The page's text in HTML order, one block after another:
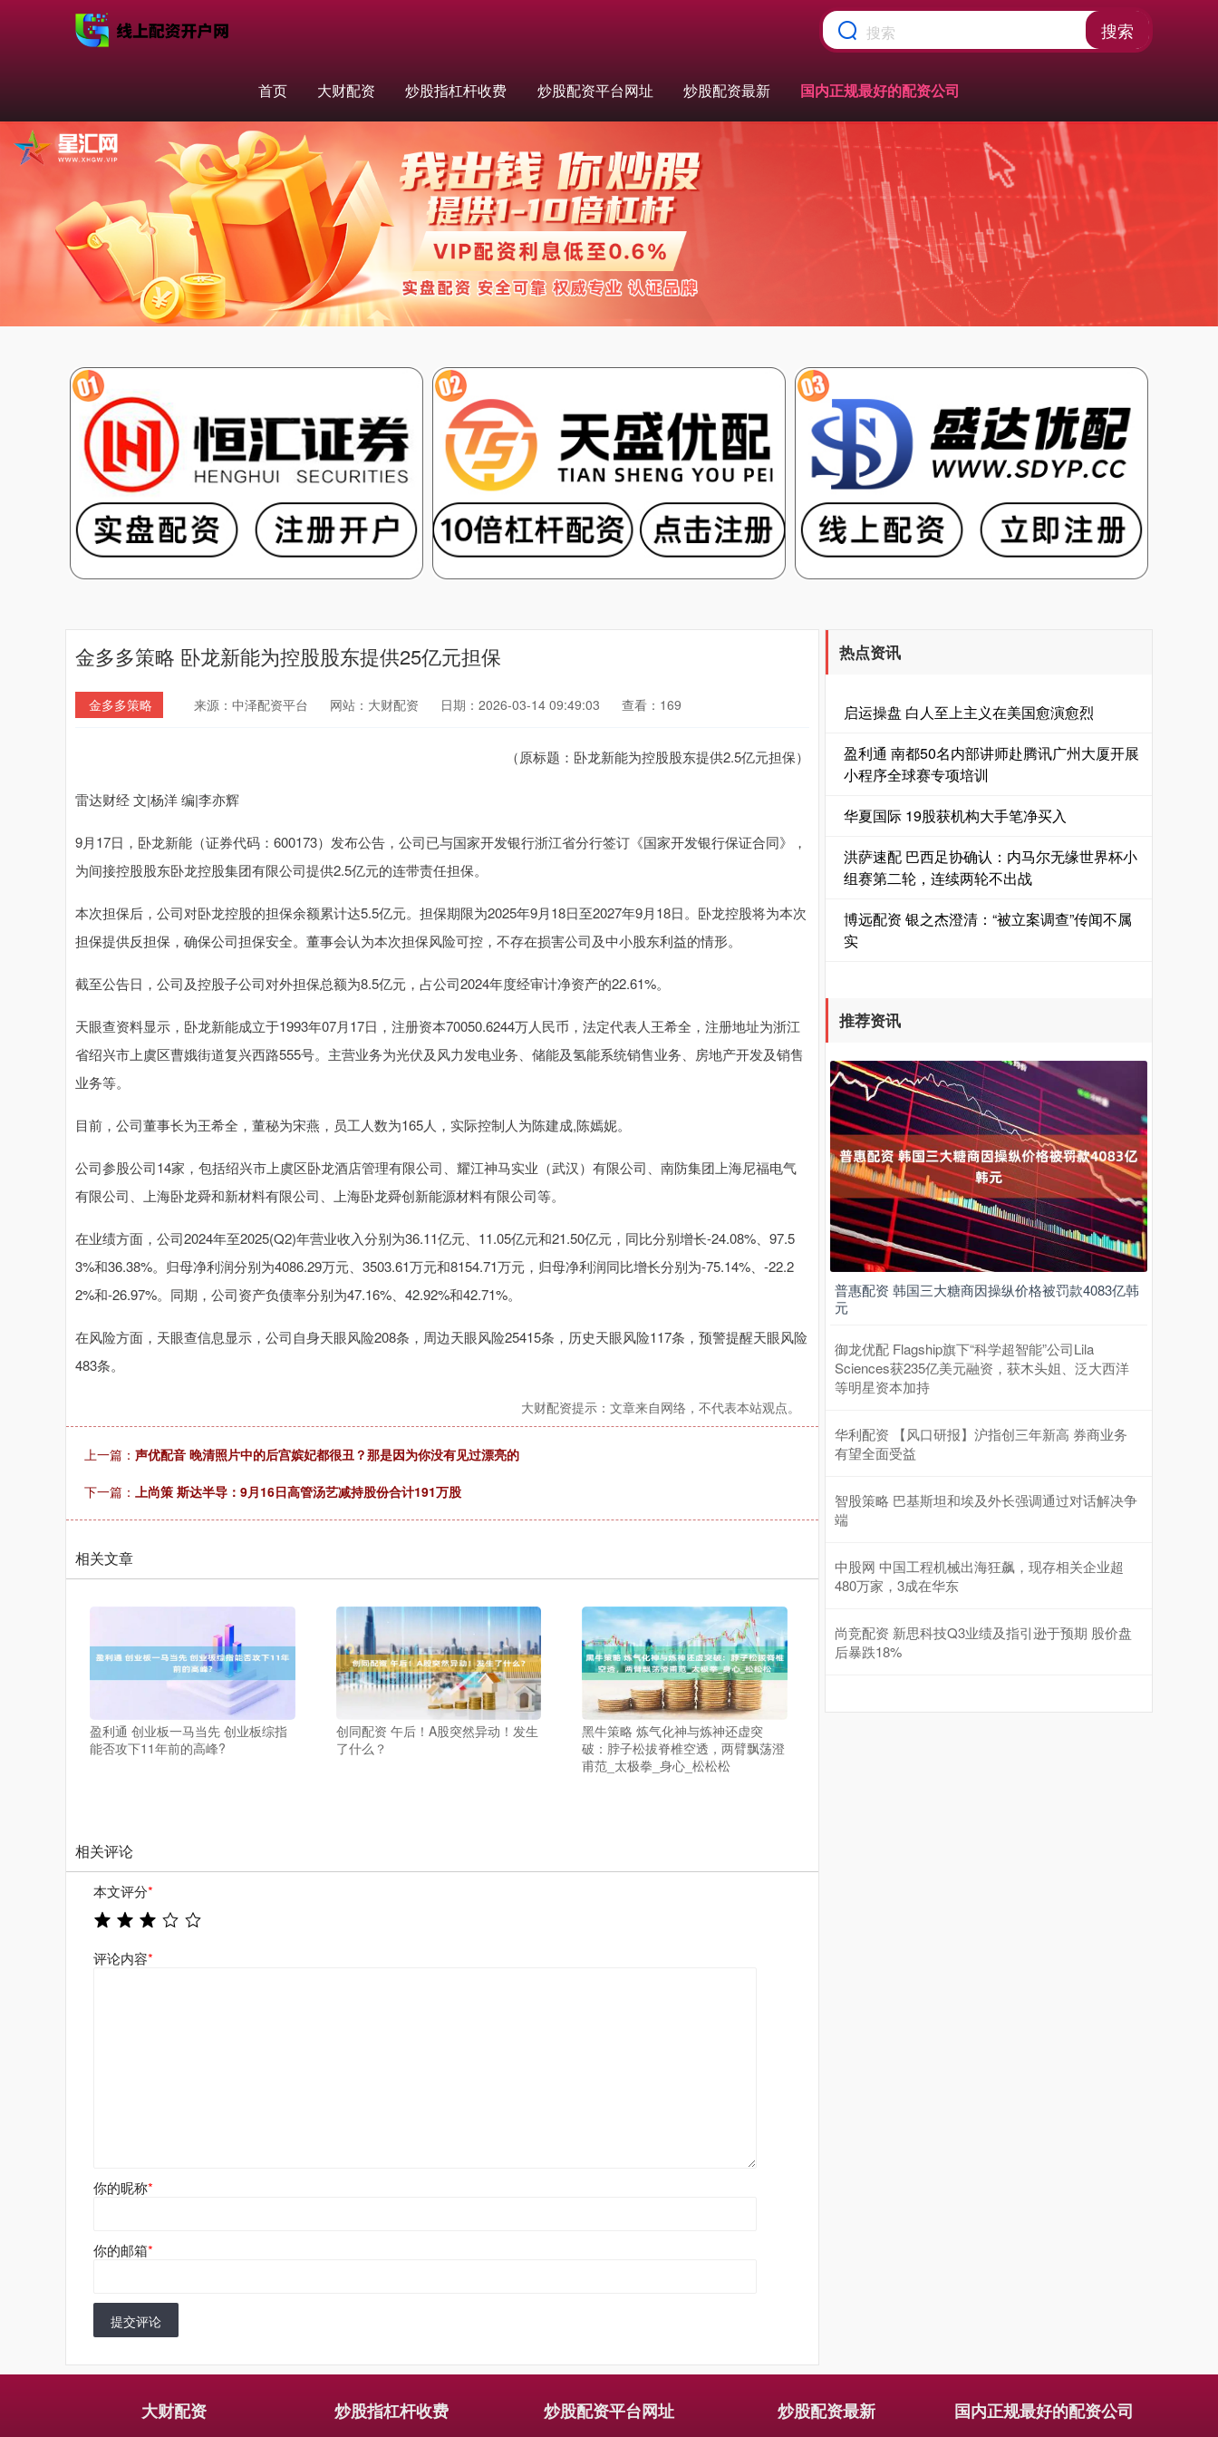
搜索
首页 大财配资 炒股指杠杆收费 炒股配资平台网址 炒股配资最新 国内正规最好的配资公司
金多多策略 卧龙新能为控股股东提供25亿元担保
金多多策略 来源：中泽配资平台 网站：大财配资 日期：2026-03-14 09:49:03 查看：169
（原标题：卧龙新能为控股股东提供2.5亿元担保）
雷达财经 文|杨洋 编|李亦辉
9月17日，卧龙新能（证券代码：600173）发布公告，公司已与国家开发银行浙江省分行签订《国家开发银行保证合同》，
为间接控股股东卧龙控股集团有限公司提供2.5亿元的连带责任担保。
本次担保后，公司对卧龙控股的担保余额累计达5.5亿元。担保期限为2025年9月18日至2027年9月18日。卧龙控股将为本次
担保提供反担保，确保公司担保安全。董事会认为本次担保风险可控，不存在损害公司及中小股东利益的情形。
截至公告日，公司及控股子公司对外担保总额为8.5亿元，占公司2024年度经审计净资产的22.61%。
天眼查资料显示，卧龙新能成立于1993年07月17日，注册资本70050.6244万人民币，法定代表人王希全，注册地址为浙江
省绍兴市上虞区曹娥街道复兴西路555号。主营业务为光伏及风力发电业务、储能及氢能系统销售业务、房地产开发及销售
业务等。
目前，公司董事长为王希全，董秘为宋燕，员工人数为165人，实际控制人为陈建成,陈嫣妮。
公司参股公司14家，包括绍兴市上虞区卧龙酒店管理有限公司、耀江神马实业（武汉）有限公司、南防集团上海尼福电气
有限公司、上海卧龙舜和新材料有限公司、上海卧龙舜创新能源材料有限公司等。
在业绩方面，公司2024年至2025(Q2)年营业收入分别为36.11亿元、11.05亿元和21.50亿元，同比分别增长-24.08%、97.5
3%和36.38%。归母净利润分别为4086.29万元、3503.61万元和8154.71万元，归母净利润同比增长分别为-75.14%、-22.2
2%和-26.97%。同期，公司资产负债率分别为47.16%、42.92%和42.71%。
在风险方面，天眼查信息显示，公司自身天眼风险208条，周边天眼风险25415条，历史天眼风险117条，预警提醒天眼风险
483条。
大财配资提示：文章来自网络，不代表本站观点。
上一篇： 声优配音 晚清照片中的后宫嫔妃都很丑？那是因为你没有见过漂亮的
下一篇： 上尚策 斯达半导：9月16日高管汤艺减持股份合计191万股
相关文章
盈利通 创业板一马当先 创业板综指
能否攻下11年前的高峰?
创同配资 午后！A股突然异动！发生
了什么？
黑牛策略 炼气化神与炼神还虚突
破：脖子松拔脊椎空透，两臂飘荡澄
甫范_太极拳_身心_松松松
相关评论
本文评分*
评论内容*
你的昵称*
你的邮箱*
提交评论
热点资讯
启运操盘 白人至上主义在美国愈演愈烈
盈利通 南都50名内部讲师赴腾讯广州大厦开展
小程序全球赛专项培训
华夏国际 19股获机构大手笔净买入
洪萨速配 巴西足协确认：内马尔无缘世界杯小
组赛第二轮，连续两轮不出战
博远配资 银之杰澄清：“被立案调查”传闻不属
实
推荐资讯
普惠配资 韩国三大糖商因操纵价格被罚款4083亿韩
元
御龙优配 Flagship旗下“科学超智能”公司Lila
Sciences获235亿美元融资，获木头姐、泛大西洋
等明星资本加持
华利配资 【风口研报】沪指创三年新高 券商业务
有望全面受益
智股策略 巴基斯坦和埃及外长强调通过对话解决争
端
中股网 中国工程机械出海狂飙，现存相关企业超
480万家，3成在华东
尚竞配资 新思科技Q3业绩及指引逊于预期 股价盘
后暴跌18%
大财配资 炒股指杠杆收费 炒股配资平台网址 炒股配资最新 国内正规最好的配资公司